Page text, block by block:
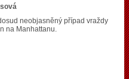
neobjasněný případ vraždy
na Manhattanu.